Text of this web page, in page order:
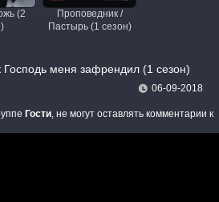
(2
Проповедник /
Пастырь (1 сезон)
Господь меня зафрендил (1 сезон)
06-09-2018
Гости , не могут оставлять комментарии к